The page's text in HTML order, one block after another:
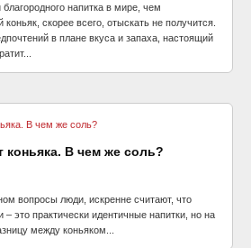
благородного напитка в мире, чем
скорее всего, отыскать не получится.
в плане вкуса и запаха, настоящий
коньяка. В чем же соль?
вопросы люди, искренне считают, что
– это практически идентичные напитки, но на
между коньяком...